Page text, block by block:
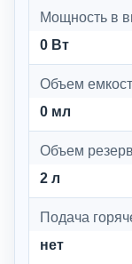
Мощность в
0 Вт
Объем
0 мл
Объем
2 л
Подача
нет